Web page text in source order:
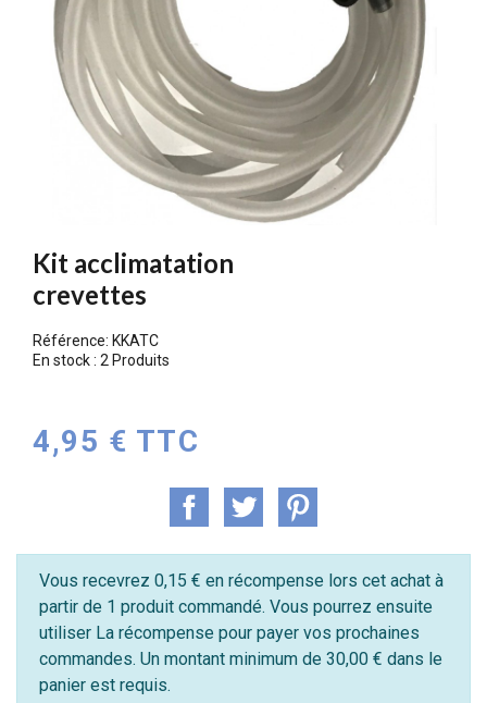
Kit acclimatation
crevettes
Référence: KKATC
En stock : 2 Produits
4,95 € TTC
Vous recevrez 0,15 € en récompense lors cet achat à
partir de 1 produit commandé. Vous pourrez ensuite
utiliser La récompense pour payer vos prochaines
commandes. Un montant minimum de 30,00 € dans le
panier est requis.